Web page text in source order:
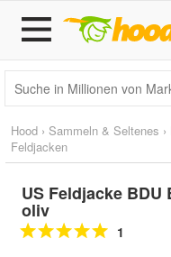
Hood › Sammeln & Seltenes ›
Feldjacken
US Feldjacke
oliv
1